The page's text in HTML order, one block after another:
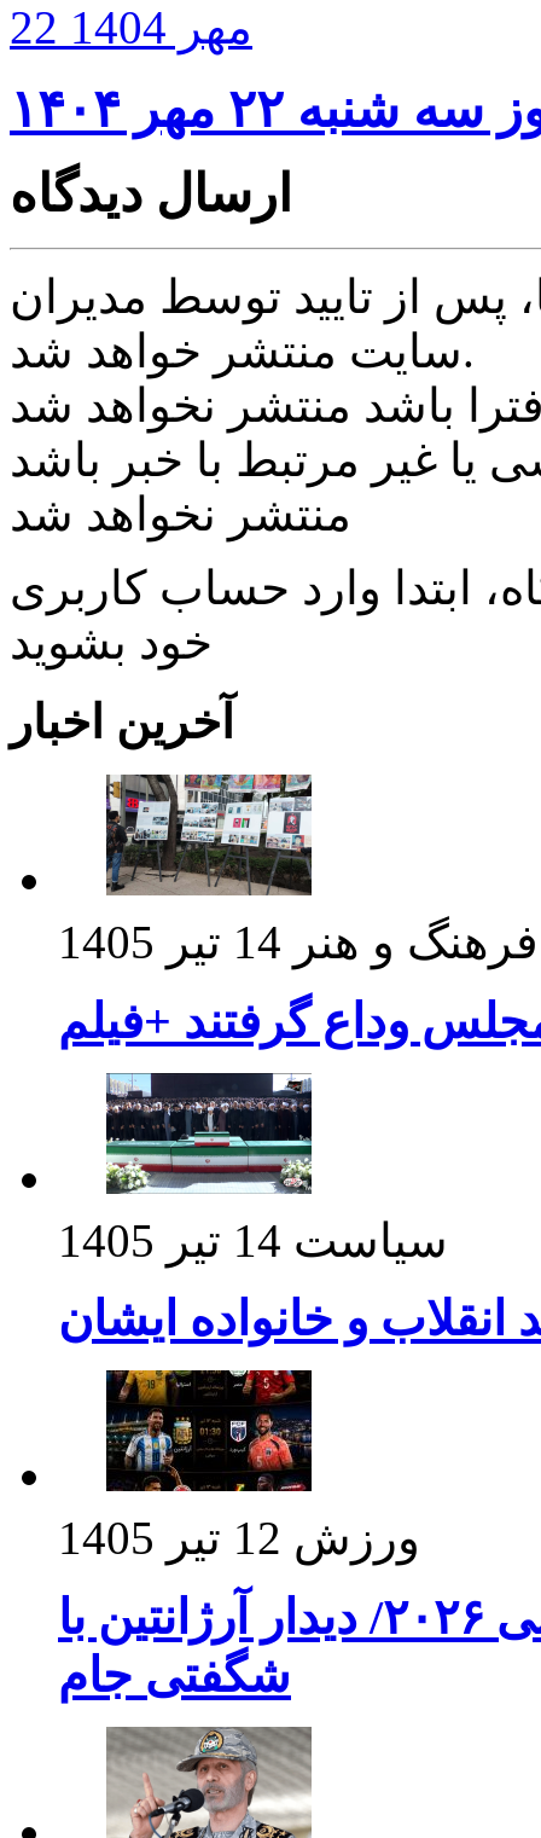
22 مهر 1404
۲۲ مهر ۱۴۰۴
ارسال دیدگاه
از تایید توسط مدیران
سایت منتشر خواهد شد.
یا غیر مرتبط با خبر باشد
منتشر نخواهد شد
ابتدا وارد حساب كاربری
خود بشويد
آخرین اخبار
فرهنگ و هنر 14 تیر 1405
وداع گرفتند +فیلم
سیاست 14 تیر 1405
انقلاب و خانواده ایشان
ورزش 12 تیر 1405
برنامه بازی های امشب جام جهانی ۲۰۲۶/ دیدار آرژانتین با
شگفتی جام